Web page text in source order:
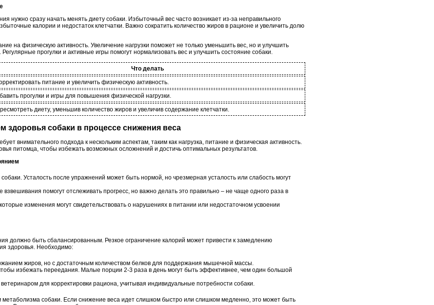
нужно сразу начать менять диету собаки. Избыточный вес часто возникает из-за неправильного
калории и недостаток клетчатки. Важно сократить количество жиров в рационе и увеличить долю
на физическую активность. Увеличение нагрузки поможет не только уменьшить вес, но и улучшить
прогулки и активные игры помогут нормализовать вес и улучшить состояние собаки.
Что делать
питание и увеличить физическую активность.
прогулки и игры для повышения физической нагрузки.
диету, уменьшив количество жиров и увеличив содержание клетчатки.
здоровья собаки в процессе снижения веса
внимательного подхода к нескольким аспектам, таким как нагрузка, питание и физическая активность.
питомца, чтобы избежать возможных осложнений и достичь оптимальных результатов.
Усталость после упражнений может быть нормой, но чрезмерная усталость или слабость могут
взвешивания помогут отслеживать прогресс, но важно делать это правильно – не чаще одного раза в
изменения могут свидетельствовать о нарушениях в питании или недостаточном усвоении
должно быть сбалансированным. Резкое ограничение калорий может привести к замедлению
здоровья. Необходимо:
жиров, но с достаточным количеством белков для поддержания мышечной массы.
избежать переедания. Малые порции 2-3 раза в день могут быть эффективнее, чем один большой
ветеринаром для корректировки рациона, учитывая индивидуальные потребности собаки.
метаболизма собаки. Если снижение веса идет слишком быстро или слишком медленно, это может быть